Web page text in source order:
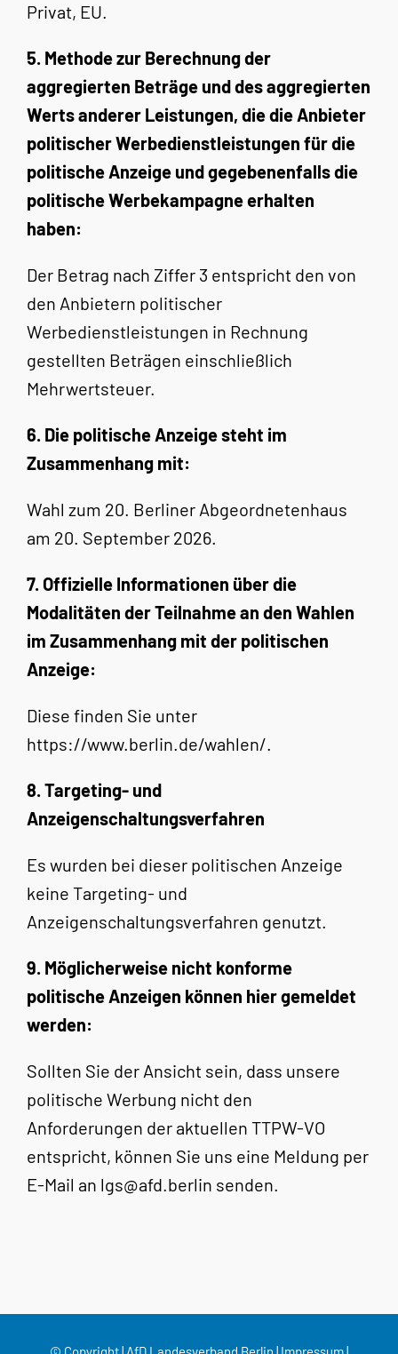
Privat, EU.
5. Methode zur Berechnung der
aggregierten Beträge und des aggregierten
Werts anderer Leistungen, die die Anbieter
politischer Werbedienstleistungen für die
politische Anzeige und gegebenenfalls die
politische Werbekampagne erhalten
haben:
Der Betrag nach Ziffer 3 entspricht den von
den Anbietern politischer
Werbedienstleistungen in Rechnung
gestellten Beträgen einschließlich
Mehrwertsteuer.
6. Die politische Anzeige steht im
Zusammenhang mit:
Wahl zum 20. Berliner Abgeordnetenhaus
am 20. September 2026.
7. Offizielle Informationen über die
Modalitäten der Teilnahme an den Wahlen
im Zusammenhang mit der politischen
Anzeige:
Diese finden Sie unter
https://www.berlin.de/wahlen/.
8. Targeting- und
Anzeigenschaltungsverfahren
Es wurden bei dieser politischen Anzeige
keine Targeting- und
Anzeigenschaltungsverfahren genutzt.
9. Möglicherweise nicht konforme
politische Anzeigen können hier gemeldet
werden:
Sollten Sie der Ansicht sein, dass unsere
politische Werbung nicht den
Anforderungen der aktuellen TTPW-VO
entspricht, können Sie uns eine Meldung per
E-Mail an lgs@afd.berlin senden.